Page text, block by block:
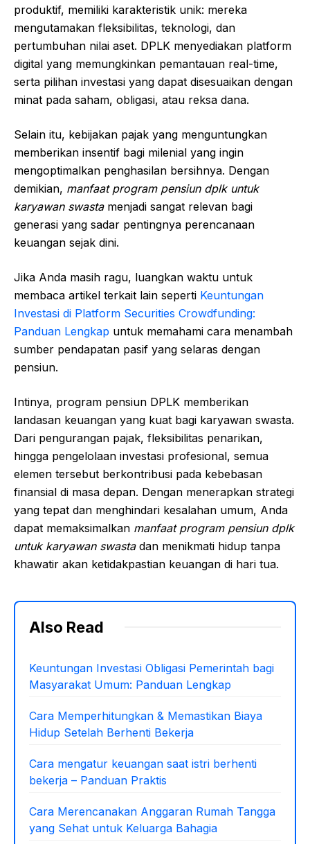
produktif, memiliki karakteristik unik: mereka
mengutamakan fleksibilitas, teknologi, dan
pertumbuhan nilai aset. DPLK menyediakan platform
digital yang memungkinkan pemantauan real-time,
serta pilihan investasi yang dapat disesuaikan dengan
minat pada saham, obligasi, atau reksa dana.
Selain itu, kebijakan pajak yang menguntungkan
memberikan insentif bagi milenial yang ingin
mengoptimalkan penghasilan bersihnya. Dengan
demikian, manfaat program pensiun dplk untuk
karyawan swastamenjadi sangat relevan bagi
generasi yang sadar pentingnya perencanaan
keuangan sejak dini.
Jika Anda masih ragu, luangkan waktu untuk
membaca artikel terkait lain seperti Keuntungan
Investasi di Platform Securities Crowdfunding:
Panduan Lengkap untuk memahami cara menambah
sumber pendapatan pasif yang selaras dengan
pensiun.
Intinya, program pensiun DPLK memberikan
landasan keuangan yang kuat bagi karyawan swasta.
Dari pengurangan pajak, fleksibilitas penarikan,
hingga pengelolaan investasi profesional, semua
elemen tersebut berkontribusi pada kebebasan
finansial di masa depan. Dengan menerapkan strategi
yang tepat dan menghindari kesalahan umum, Anda
dapat memaksimalkan manfaat program pensiun dplk
untuk karyawan swastadan menikmati hidup tanpa
khawatir akan ketidakpastian keuangan di hari tua.
Also Read
Keuntungan Investasi Obligasi Pemerintah bagi
Masyarakat Umum: Panduan Lengkap
Cara Memperhitungkan & Memastikan Biaya
Hidup Setelah Berhenti Bekerja
Cara mengatur keuangan saat istri berhenti
bekerja – Panduan Praktis
Cara Merencanakan Anggaran Rumah Tangga
yang Sehat untuk Keluarga Bahagia